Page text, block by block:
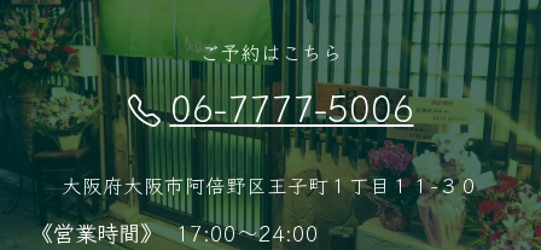
ご予約はこちら
06-7777-5006
大阪府大阪市阿倍野区王子町１丁目１１−３０
《営業時間》 17:00～24:00